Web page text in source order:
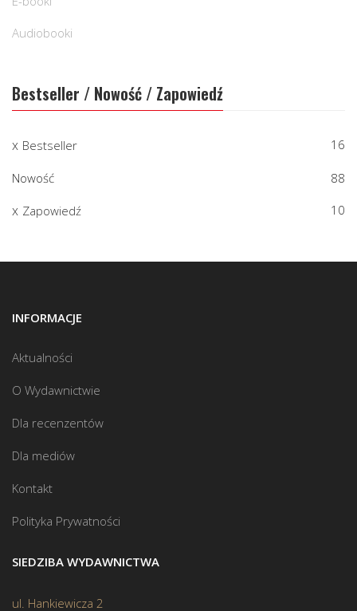
Audiobooki
Bestseller / Nowość / Zapowiedź
Bestseller 16
Nowość 88
Zapowiedź 10
INFORMACJE
Aktualności
O Wydawnictwie
Dla recenzentów
Dla mediów
Kontakt
Polityka Prywatności
SIEDZIBA WYDAWNICTWA
ul. Hankiewicza 2